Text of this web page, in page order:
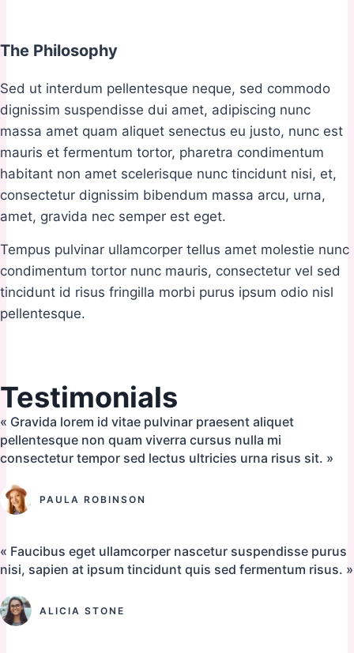
The Philosophy
Sed ut interdum pellentesque neque, sed commodo
dignissim suspendisse dui amet, adipiscing nunc
massa amet quam aliquet senectus eu justo, nunc est
mauris et fermentum tortor, pharetra condimentum
habitant non amet scelerisque nunc tincidunt nisi, et,
consectetur dignissim bibendum massa arcu, urna,
amet, gravida nec semper est eget.
Tempus pulvinar ullamcorper tellus amet molestie nunc
condimentum tortor nunc mauris, consectetur vel sed
tincidunt id risus fringilla morbi purus ipsum odio nisl
pellentesque.
Testimonials
« Gravida lorem id vitae pulvinar praesent aliquet
pellentesque non quam viverra cursus nulla mi
consectetur tempor sed lectus ultricies urna risus sit. »
PAULA ROBINSON
« Faucibus eget ullamcorper nascetur suspendisse purus
nisi, sapien at ipsum tincidunt quis sed fermentum risus. »
ALICIA STONE